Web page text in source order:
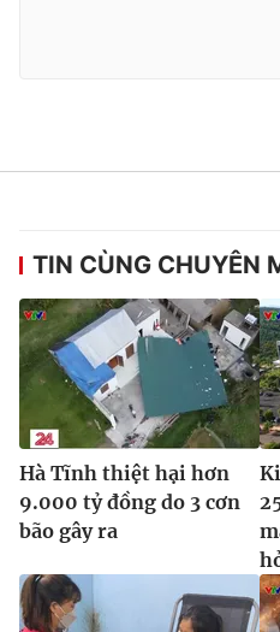
TIN CÙNG CHUYÊN
Hà Tĩnh thiệt hại hơn
9.000 tỷ đồng do 3 cơn
bão gây ra